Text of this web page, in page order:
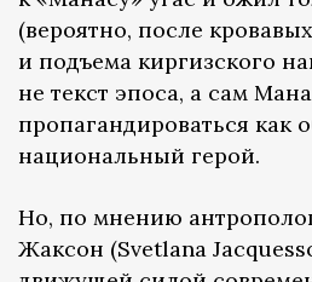
(вероятно, после
и подъема киргизского
не текст эпоса, а сам
пропагандироваться как
национальный герой.
Но, по мнению
Жаксон (Svetlana